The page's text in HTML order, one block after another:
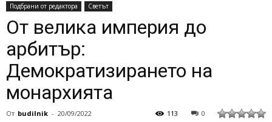
Подбрани от редактора
Светът
От велика империя до
арбитър:
Демократизирането на
монархията
От budilnik - 20/09/2022 0
113